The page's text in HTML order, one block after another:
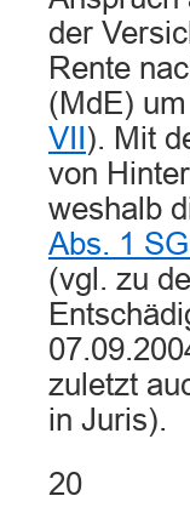
der
Rente
(MdE)
VII ). Mit
von
weshalb
Abs. 1
(vgl. zu
zuletzt
in Juris).
20